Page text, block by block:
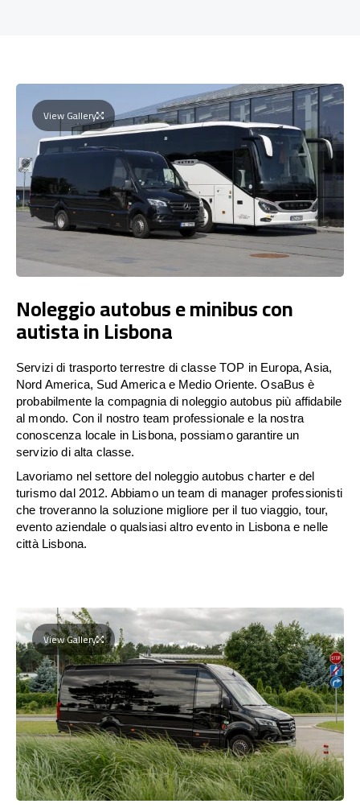
View Gallery
Noleggio autobus e minibus con
autista in Lisbona
Servizi di trasporto terrestre di classe TOP in Europa, Asia,
Nord America, Sud America e Medio Oriente. OsaBus è
probabilmente la compagnia di noleggio autobus più affidabile
al mondo. Con il nostro team professionale e la nostra
conoscenza locale in Lisbona, possiamo garantire un
servizio di alta classe.
Lavoriamo nel settore del noleggio autobus charter e del
turismo dal 2012. Abbiamo un team di manager professionisti
che troveranno la soluzione migliore per il tuo viaggio, tour,
evento aziendale o qualsiasi altro evento in Lisbona e nelle
città Lisbona.
View Gallery